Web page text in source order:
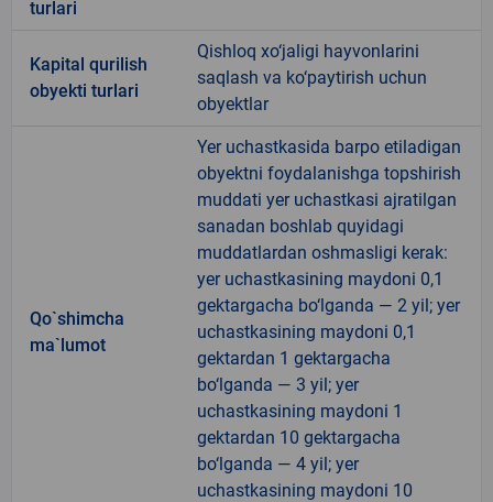
turlari
Kapital qurilish
obyekti turlari
Qishloq xo‘jaligi hayvonlarini
saqlash va ko‘paytirish uchun
obyektlar
Qo`shimcha
ma`lumot
Yer uchastkasida barpo etiladigan
obyektni foydalanishga topshirish
muddati yer uchastkasi ajratilgan
sanadan boshlab quyidagi
muddatlardan oshmasligi kerak:
yer uchastkasining maydoni 0,1
gektargacha bo‘lganda — 2 yil; yer
uchastkasining maydoni 0,1
gektardan 1 gektargacha
bo‘lganda — 3 yil; yer
uchastkasining maydoni 1
gektardan 10 gektargacha
bo‘lganda — 4 yil; yer
uchastkasining maydoni 10